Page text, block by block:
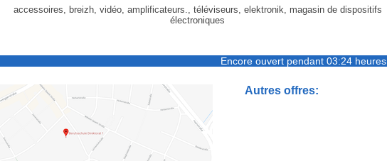
accessoires, breizh, vidéo, amplificateurs., téléviseurs, elektronik, magasin de dispositifs
électroniques
Encore ouvert pendant 03:24 heures
Autres offres: